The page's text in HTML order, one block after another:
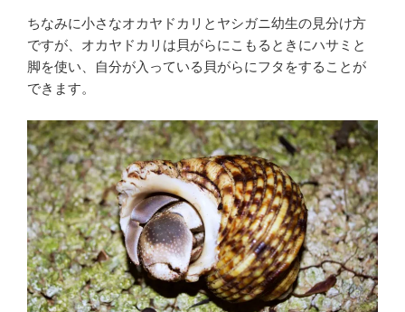
ちなみに小さなオカヤドカリとヤシガニ幼生の見分け方
ですが、オカヤドカリは貝がらにこもるときにハサミと
脚を使い、自分が入っている貝がらにフタをすることが
できます。